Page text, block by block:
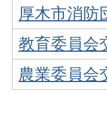
厚木市消防
教育委員会
農業委員会